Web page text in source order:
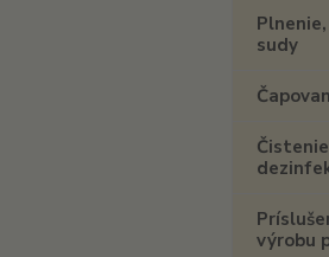
sudy
výrobu